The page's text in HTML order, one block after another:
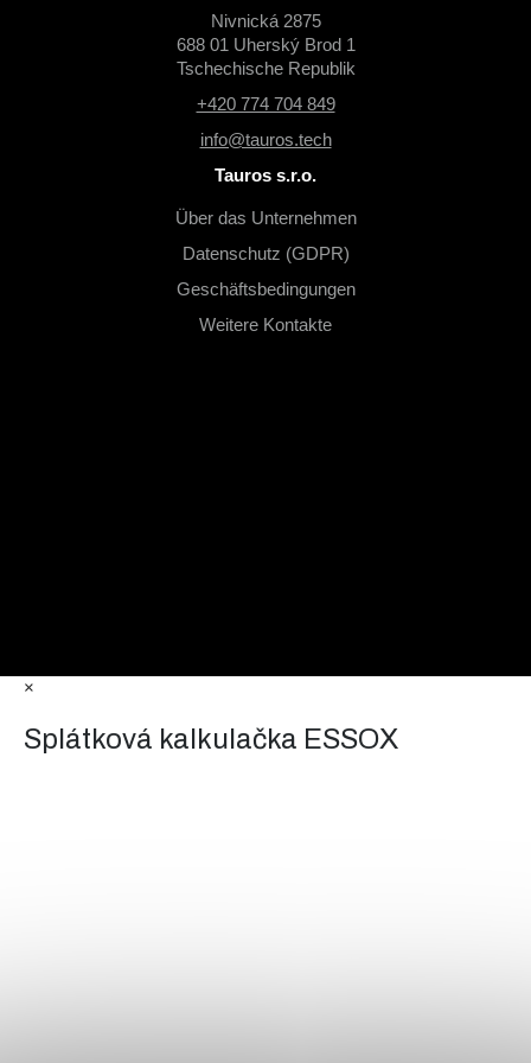
Nivnická 2875
688 01 Uherský Brod 1
Tschechische Republik
+420 774 704 849
info@tauros.tech
Tauros s.r.o.
Über das Unternehmen
Datenschutz (GDPR)
Geschäftsbedingungen
Weitere Kontakte
×
Splátková kalkulačka ESSOX